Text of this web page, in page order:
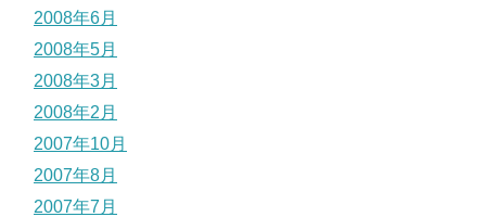
2008年6月
2008年5月
2008年3月
2008年2月
2007年10月
2007年8月
2007年7月